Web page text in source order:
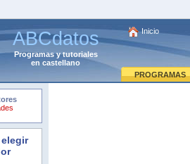
ABCdatos
Programasytutoriales
en castellano
Inicio
PROGRAMAS